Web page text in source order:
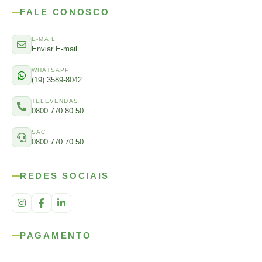
FALE CONOSCO
E-MAIL
Enviar E-mail
WHATSAPP
(19) 3589-8042
TELEVENDAS
0800 770 80 50
SAC
0800 770 70 50
REDES SOCIAIS
PAGAMENTO